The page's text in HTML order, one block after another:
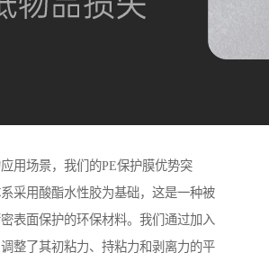
用场景，我们的PE保护膜优势突
采用酸酯水性胶为基础，这是一种被
表面保护的环保材料。我们通过加入
整了其初粘力、持粘力和剥离力的平